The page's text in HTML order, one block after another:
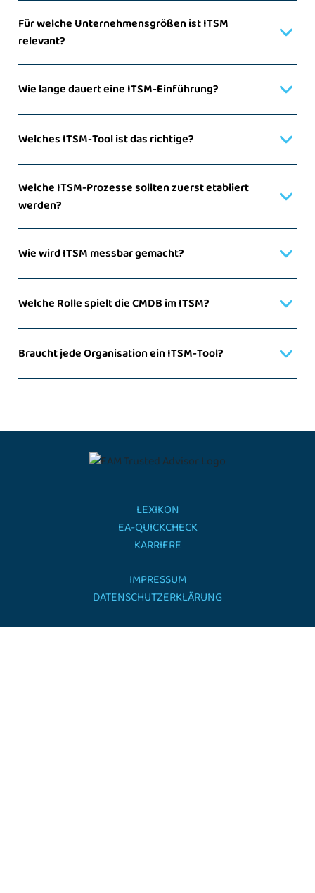
Für welche Unternehmensgrößen ist ITSM
relevant?
Wie lange dauert eine ITSM-Einführung?
Welches ITSM-Tool ist das richtige?
Welche ITSM-Prozesse sollten zuerst etabliert
werden?
Wie wird ITSM messbar gemacht?
Welche Rolle spielt die CMDB im ITSM?
Braucht jede Organisation ein ITSM-Tool?
LEXIKON
EA-QUICKCHECK
KARRIERE
IMPRESSUM
DATENSCHUTZERKLÄRUNG